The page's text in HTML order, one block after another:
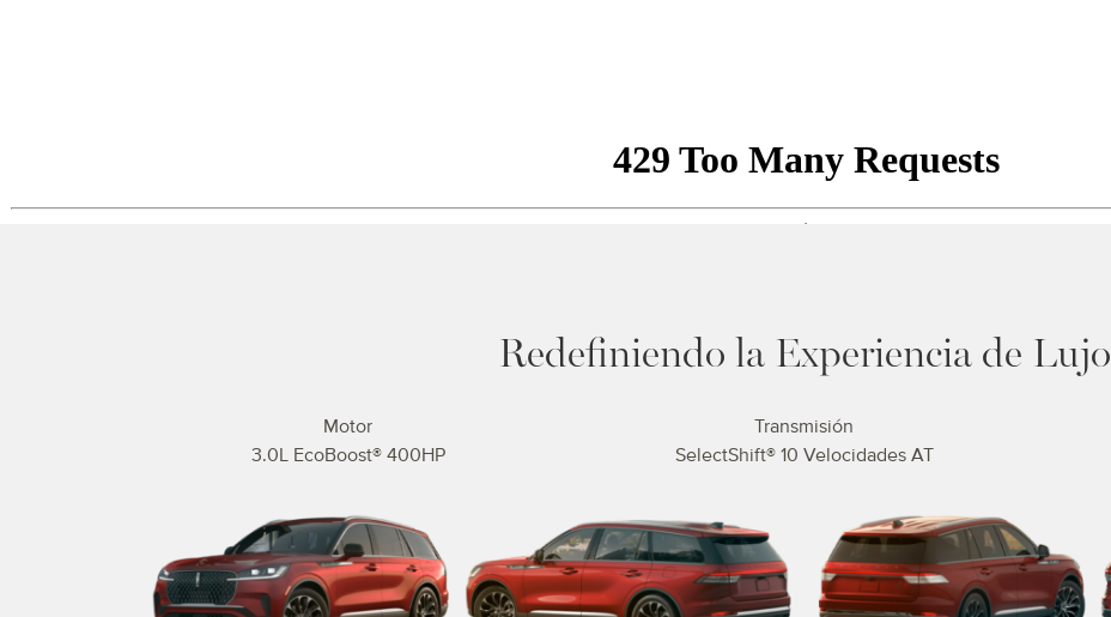
Redefiniendo la Experiencia de Lujo
Motor
3.0L EcoBoost® 400HP
Transmisión
SelectShift® 10 Velocidades AT